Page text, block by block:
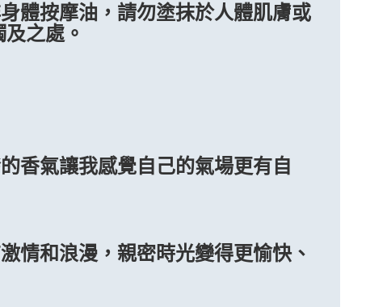
體按摩油，請勿塗抹於人體肌膚或
之處。
香氣讓我感覺自己的氣場更有自
情和浪漫，親密時光變得更愉快、